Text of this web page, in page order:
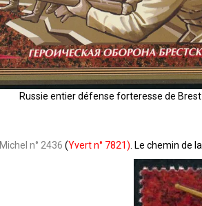
Russie entier défense forteresse de Brest
Michel n° 2436 (Yvert n° 7821) . Le chemin de